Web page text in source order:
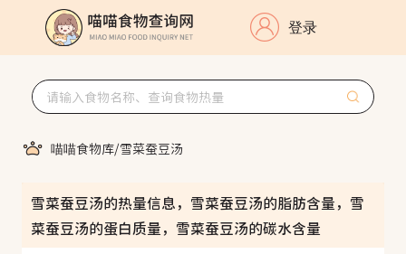
登录
喵喵食物库/雪菜蚕豆汤
雪菜蚕豆汤的热量信息，雪菜蚕豆汤的脂肪含量，雪
菜蚕豆汤的蛋白质量，雪菜蚕豆汤的碳水含量